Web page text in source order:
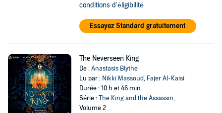
conditions d'éligibilité
Essayez Standard gratuitement
The Neverseen King
De :Anastasis Blythe
Lu par : Nikki Massoud, Fajer Al-Kaisi
Durée : 10 h et 46 min
Série :The King and the Assassin,
Volume 2